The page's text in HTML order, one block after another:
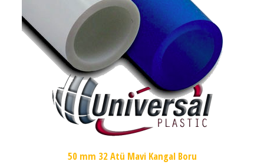
50 mm 32 Atü Mavi Kangal Boru